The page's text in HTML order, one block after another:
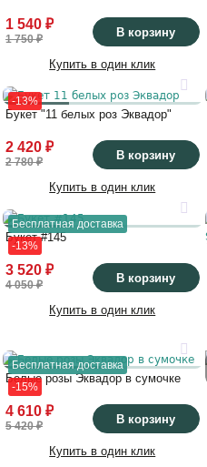
1 540 ₽
1 750 ₽ В корзину
Купить в один клик
-13%
Букет "11 белых роз Эквадор"
2 420 ₽
2 780 ₽ В корзину
Купить в один клик
Бесплатная доставка
-13%
Букет #145
3 520 ₽
4 050 ₽ В корзину
Купить в один клик
Бесплатная доставка
-15%
Белые розы Эквадор в сумочке
4 610 ₽
5 420 ₽ В корзину
Купить в один клик